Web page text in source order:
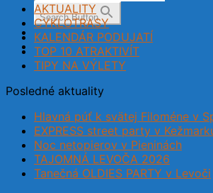
Search Button
AKTUALITY
CYKLOTRASY
KALENDÁR PODUJATÍ
TOP 10 ATRAKTIVÍT
TIPY NA VÝLETY
Posledné aktuality
Hlavná púť k svätej Filoméne v
EXPRESS street party v
Noc netopierov v Pieninách
TAJOMNÁ LEVOČA 2026
Tanečná OLDIES PARTY v Levoči